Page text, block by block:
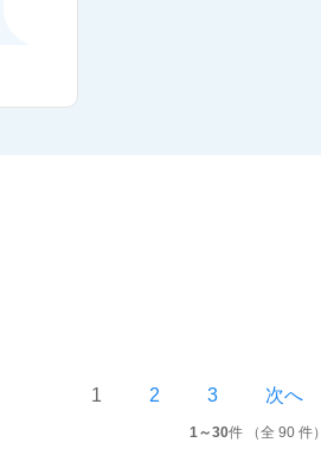
1 2 3 次へ
1～30件 （全 90 件）